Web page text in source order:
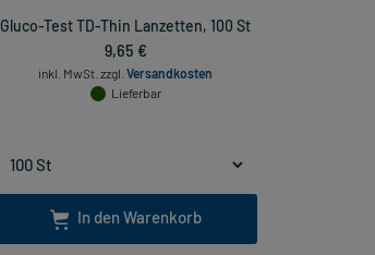
Gluco-Test TD-Thin Lanzetten, 100 St
9,65 €
inkl. MwSt. zzgl.Versandkosten
Lieferbar
In den Warenkorb